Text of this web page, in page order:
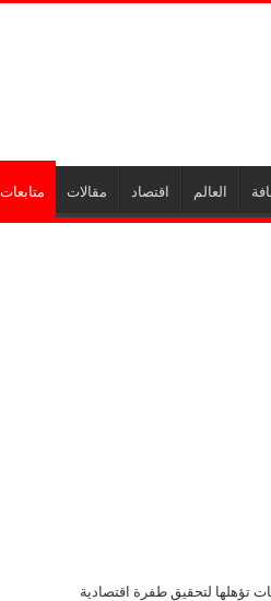
العالم اقتصاد مقالات متابعات
تؤهلها لتحقيق طفرة اقتصادية